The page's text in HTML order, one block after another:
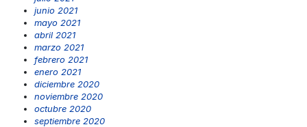
junio 2021
mayo 2021
abril 2021
marzo 2021
febrero 2021
enero 2021
diciembre 2020
noviembre 2020
octubre 2020
septiembre 2020